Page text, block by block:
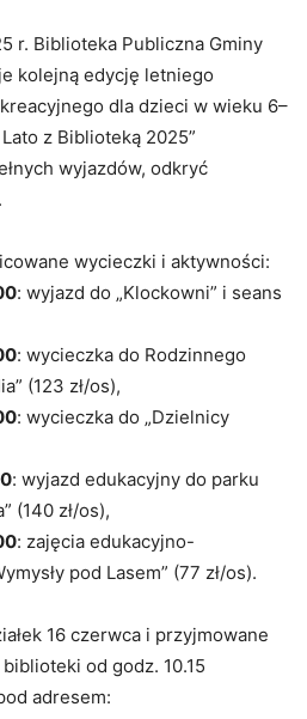
r. Biblioteka Publiczna Gminy
kolejną edycję letniego
dla dzieci w wieku 6–
Lato z Biblioteką 2025”
wyjazdów, odkryć
wycieczki i aktywności:
: wyjazd do „Klockowni” i seans
: wycieczka do Rodzinnego
(123 zł/os),
: wycieczka do „Dzielnicy
: wyjazd edukacyjny do parku
(140 zł/os),
: zajęcia edukacyjno-
pod Lasem” (77 zł/os).
16 czerwca i przyjmowane
od godz. 10.15
adresem: